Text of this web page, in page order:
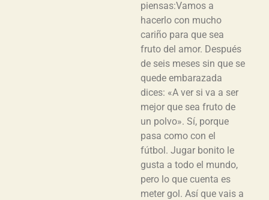
piensas:Vamos a
hacerlo con mucho
cariño para que sea
fruto del amor. Después
de seis meses sin que se
quede embarazada
dices: «A ver si va a ser
mejor que sea fruto de
un polvo». Sí, porque
pasa como con el
fútbol. Jugar bonito le
gusta a todo el mundo,
pero lo que cuenta es
meter gol. Así que vais a